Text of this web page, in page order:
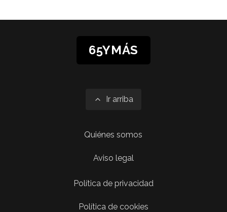
65YMÁS
Ir arriba
Quiénes somos
Aviso legal
Política de privacidad
Política de cookies